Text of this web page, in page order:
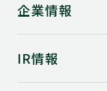
企業情報
IR情報